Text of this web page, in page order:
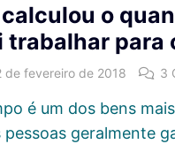
o
trabalhar para
de fevereiro de 2018 3
é um dos bens
pessoas geralmente